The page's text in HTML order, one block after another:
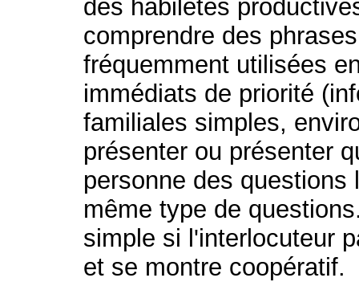
des habiletés
comprendre des
fréquemment utilisées
immédiats de priorité
familiales simples,
présenter ou présenter
personne des
même type de
simple si l'interlocuteur
et se montre coopératif.